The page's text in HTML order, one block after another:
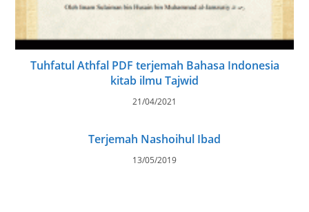
Tuhfatul Athfal PDF terjemah Bahasa Indonesia
kitab ilmu Tajwid
21/04/2021
Terjemah Nashoihul Ibad
13/05/2019